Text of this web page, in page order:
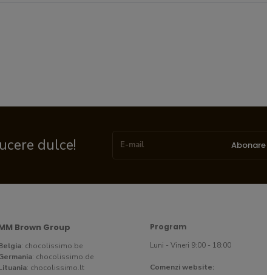
dulce! Abonare
Brown Group
: chocolissimo.be
: chocolissimo.de
: chocolissimo.lt
Program
Luni - Vineri 9:00 - 18:00
Comenzi website: